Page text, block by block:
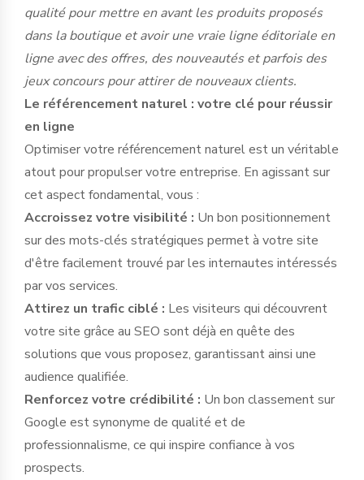
qualité pour mettre en avant les produits proposés
dans la boutique et avoir une vraie ligne éditoriale en
ligne avec des offres, des nouveautés et parfois des
jeux concours pour attirer de nouveaux clients.
Le référencement naturel : votre clé pour réussir
en ligne
Optimiser votre référencement naturel est un véritable
atout pour propulser votre entreprise. En agissant sur
cet aspect fondamental, vous :
Accroissez votre visibilité : Un bon positionnement
sur des mots-clés stratégiques permet à votre site
d'être facilement trouvé par les internautes intéressés
par vos services.
Attirez un trafic ciblé : Les visiteurs qui découvrent
votre site grâce au SEO sont déjà en quête des
solutions que vous proposez, garantissant ainsi une
audience qualifiée.
Renforcez votre crédibilité : Un bon classement sur
Google est synonyme de qualité et de
professionnalisme, ce qui inspire confiance à vos
prospects.